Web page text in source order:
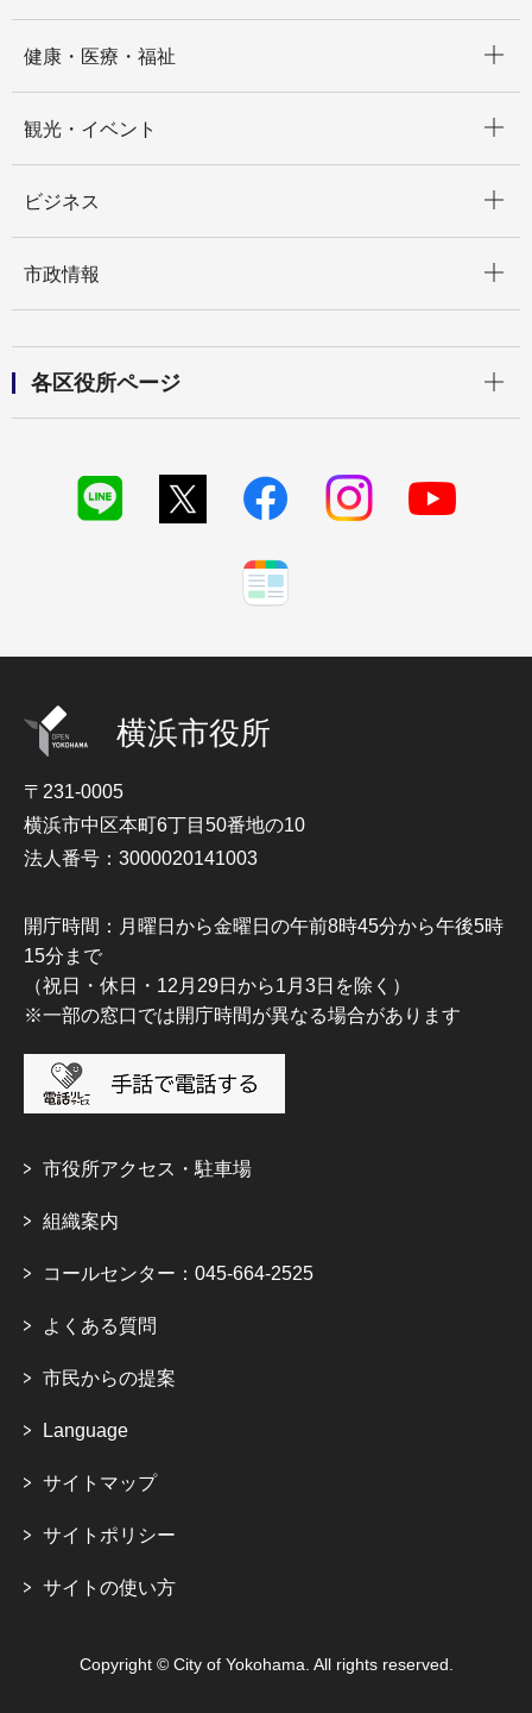
健康・医療・福祉
観光・イベント
ビジネス
市政情報
各区役所ページ
横浜市役所
〒231-0005
横浜市中区本町6丁目50番地の10
法人番号：3000020141003
開庁時間：月曜日から金曜日の午前8時45分から午後5時
15分まで
（祝日・休日・12月29日から1月3日を除く）
※一部の窓口では開庁時間が異なる場合があります
市役所アクセス・駐車場
組織案内
コールセンター：045-664-2525
よくある質問
市民からの提案
Language
サイトマップ
サイトポリシー
サイトの使い方
Copyright © City of Yokohama. All rights reserved.